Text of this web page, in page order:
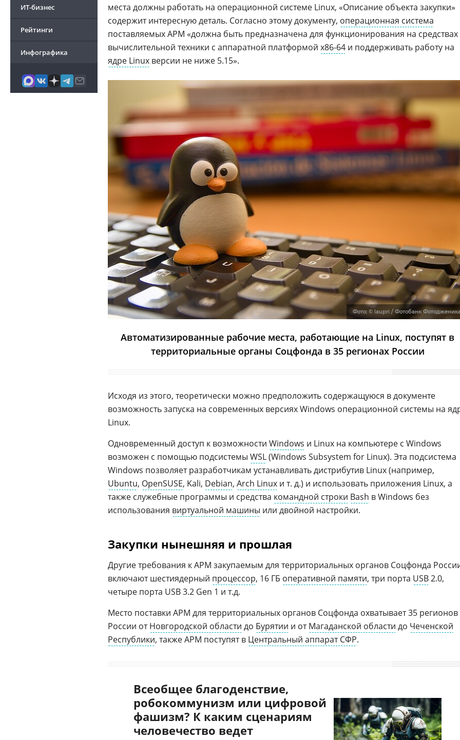
ИТ-бизнес
Рейтинги
Инфографика
места должны работать на операционной системе Linux, «Описание объекта закупки»
содержит интересную деталь. Согласно этому документу, операционная система
поставляемых АРМ «должна быть предназначена для функционирования на средствах
вычислительной техники с аппаратной платформой х86-64 и поддерживать работу на
ядре Linux версии не ниже 5.15».
Фото: © laupri / Фотобанк
Автоматизированные рабочие места, работающие на Linux, поступят в
территориальные органы Соцфонда в 35 регионах России
Исходя из этого, теоретически можно предположить содержащуюся в документе
возможность запуска на современных версиях Windows операционной системы на
Linux.
Одновременный доступ к возможности Windows и Linux на компьютере с Windows
возможен с помощью подсистемы WSL(Windows Subsystem for Linux). Эта подсистема
Windows позволяет разработчикам устанавливать дистрибутив Linux (например,
Ubuntu, OpenSUSE, Kali, Debian, Arch Linux и т. д.) и использовать приложения Linux, а
также служебные программы и средства командной строки Bash в Windows без
использования виртуальной машины или двойной настройки.
Закупки нынешняя и прошлая
Другие требования к АРМ закупаемым для территориальных органов Соцфонда
включают шестиядерный процессор, 16 ГБ оперативной памяти, три порта USB2.0,
четыре порта USB 3.2 Gen 1 и т.д.
Место поставки АРМ для территориальных органов Соцфонда охватывает 35 регионов
России отНовгородской области до Бурятии и отМагаданской области до Чеченской
Республики, также АРМ поступят в Центральный аппарат СФР.
Всеобщее благоденствие,
робокоммунизм или цифровой
фашизм? К каким сценариям
человечество ведет